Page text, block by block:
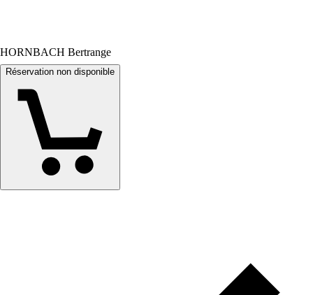
HORNBACH Bertrange
Réservation non disponible